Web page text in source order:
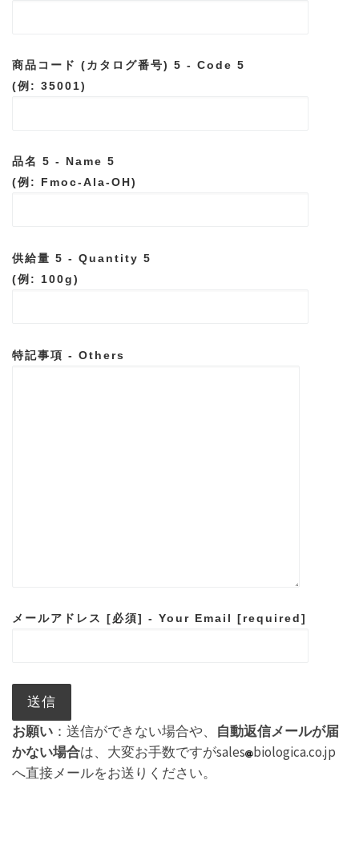
商品コード (カタログ番号) 5 - Code 5
(例: 35001)
品名 5 - Name 5
(例: Fmoc-Ala-OH)
供給量 5 - Quantity 5
(例: 100g)
特記事項 - Others
メールアドレス [必須] - Your Email [required]
お願い ：送信ができない場合や、 自動返信メールが届
かない場合は、大変お手数ですがsales biologica.co.jp
へ直接メールをお送りください。